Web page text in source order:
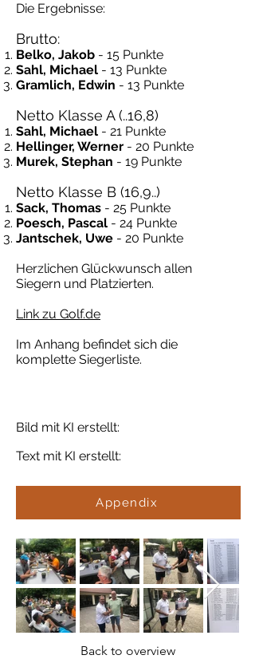
Die Ergebnisse:
Brutto:
Belko, Jakob - 15 Punkte
Sahl, Michael - 13 Punkte
Gramlich, Edwin - 13 Punkte
Netto Klasse A (..16,8)
Sahl, Michael - 21 Punkte
Hellinger, Werner - 20 Punkte
Murek, Stephan - 19 Punkte
Netto Klasse B (16,9..)
Sack, Thomas - 25 Punkte
Poesch, Pascal - 24 Punkte
Jantschek, Uwe - 20 Punkte
Herzlichen Glückwunsch allen
Siegern und Platzierten.
Link zu Golf.de
Im Anhang befindet sich die
komplette Siegerliste.
Bild mit KI erstellt:
Text mit KI erstellt:
Appendix
Back to overview